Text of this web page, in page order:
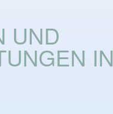
UND
IN